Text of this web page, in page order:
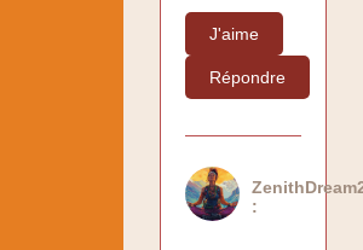
J'aime
Répondre
: